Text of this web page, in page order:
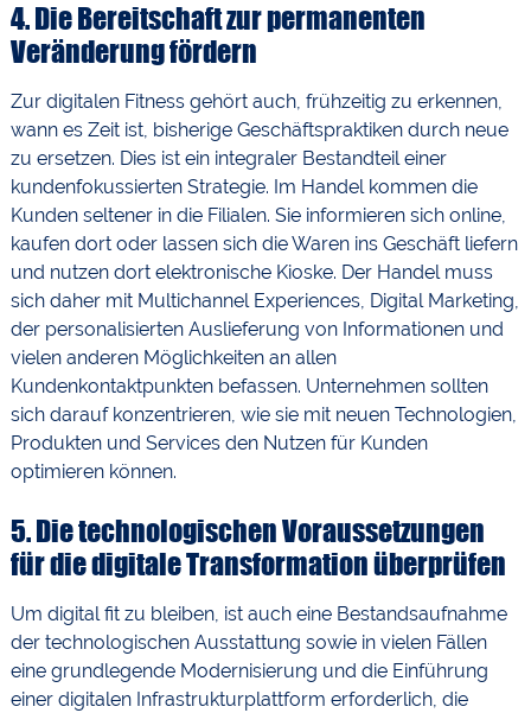
4. Die Bereitschaft zur permanenten
Veränderung fördern
Zur digitalen Fitness gehört auch, frühzeitig zu erkennen,
wann es Zeit ist, bisherige Geschäftspraktiken durch neue
zu ersetzen. Dies ist ein integraler Bestandteil einer
kundenfokussierten Strategie. Im Handel kommen die
Kunden seltener in die Filialen. Sie informieren sich online,
kaufen dort oder lassen sich die Waren ins Geschäft liefern
und nutzen dort elektronische Kioske. Der Handel muss
sich daher mit Multichannel Experiences, Digital Marketing,
der personalisierten Auslieferung von Informationen und
vielen anderen Möglichkeiten an allen
Kundenkontaktpunkten befassen. Unternehmen sollten
sich darauf konzentrieren, wie sie mit neuen Technologien,
Produkten und Services den Nutzen für Kunden
optimieren können.
5. Die technologischen Voraussetzungen
für die digitale Transformation überprüfen
Um digital fit zu bleiben, ist auch eine Bestandsaufnahme
der technologischen Ausstattung sowie in vielen Fällen
eine grundlegende Modernisierung und die Einführung
einer digitalen Infrastrukturplattform erforderlich, die